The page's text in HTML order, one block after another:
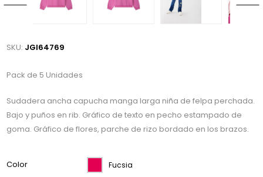
SKU: JGI64769
Pack de 5 Unidades
Sudadera ancha capucha manga larga niña de felpa perchada.
Bajo y puños en rib. Gráfico de texto en pecho estampado de
goma. Gráfico de flores, parche de rizo bordado en los brazos.
Color Fucsia